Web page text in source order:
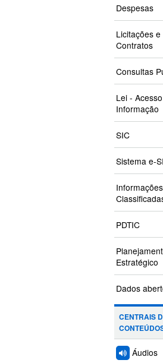
Despesas
Licitações e
Contratos
Consultas
Lei -
Informação
SIC
Sistema e-
Informações
PDTIC
Estratégico
Dados
CENTRAIS
Áudios